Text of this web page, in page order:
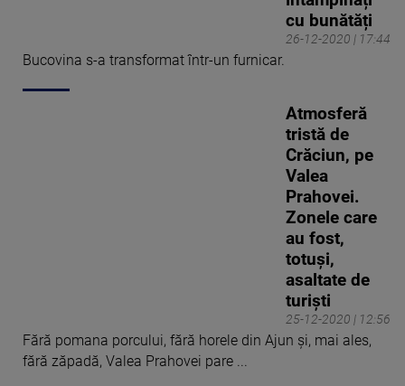
26-12-2020 | 17:44
cu bunătăți
Bucovina s-a transformat într-un furnicar.
25-12-2020 | 12:56
Atmosferă
tristă de
Crăciun, pe
Valea
Prahovei.
Zonele care
au fost,
totuși,
asaltate de
turiști
Fără pomana porcului, fără horele din Ajun și, mai ales,
fără zăpadă, Valea Prahovei pare ...